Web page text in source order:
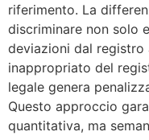
riferimento. La
discriminare non solo
deviazioni dal
inappropriato del
legale genera
Questo approccio
quantitativa, ma